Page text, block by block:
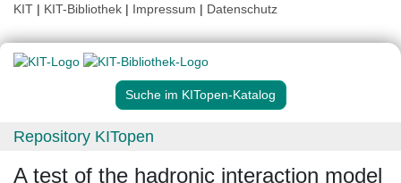
KIT | KIT-Bibliothek | Impressum | Datenschutz
Suche im KITopen-Katalog
Repository KITopen
A test of the hadronic interaction model